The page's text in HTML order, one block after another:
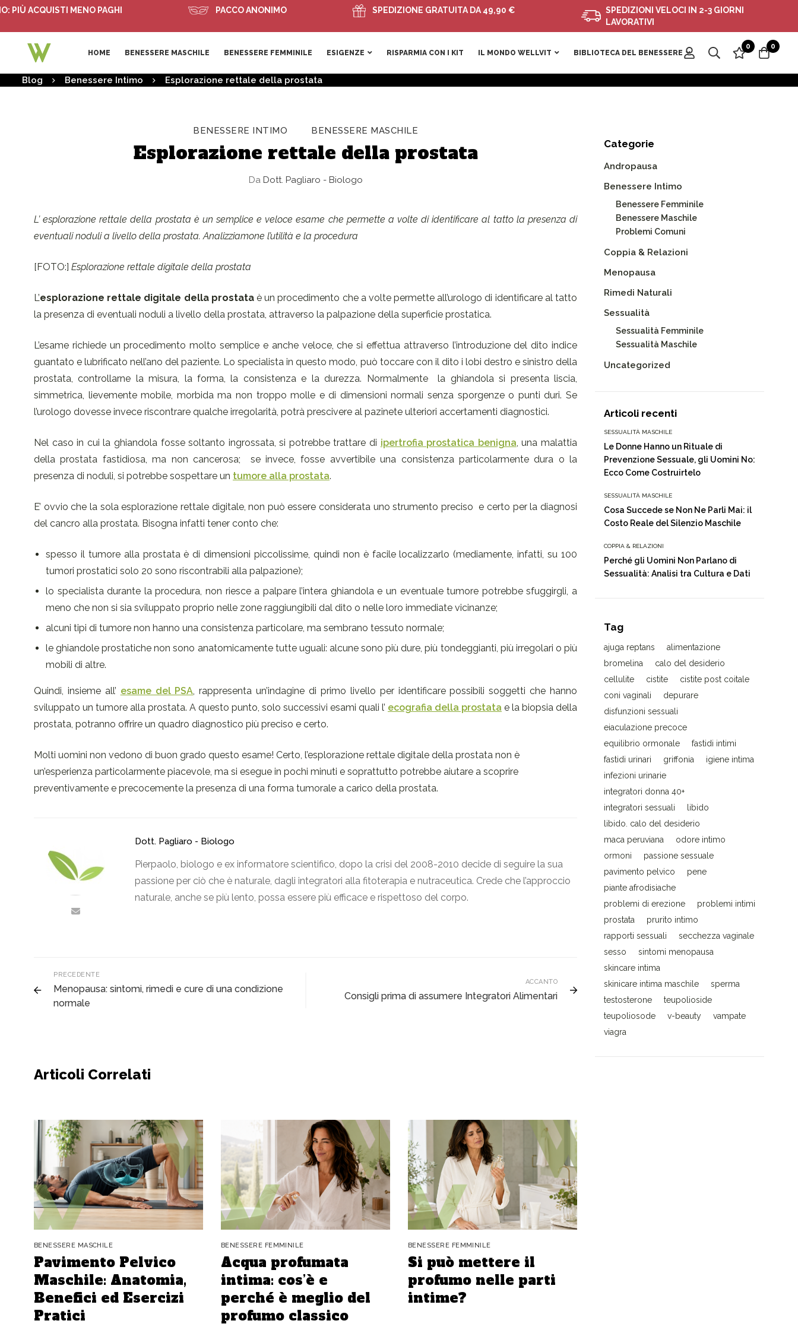
MENO PAGHI PACCO ANONIMO SPEDIZIONE GRATUITA DA 49,90 €
SPEDIZIONI VELOCI IN 2-3 GIORNI
LAVORATIVI
HOME BENESSERE MASCHILE BENESSERE FEMMINILE ESIGENZE RISPARMIA CON I KIT IL MONDO WELLVIT BIBLIOTECA DEL BENESSERE
0 0
Blog Benessere Intimo Esplorazione rettale della prostata
BENESSERE INTIMO BENESSERE MASCHILE
Esplorazione rettale della prostata
DaDott. Pagliaro - Biologo
L’ esplorazione rettale della prostata è un semplice e veloce esame che permette a volte di identificare al tatto la presenza di
eventuali noduli a livello della prostata. Analizziamone l’utilità e la procedura
[FOTO:] Esplorazione rettale digitale della prostata
L’esplorazione rettale digitale della prostata è un procedimento che a volte permette all’urologo di identificare al tatto
la presenza di eventuali noduli a livello della prostata, attraverso la palpazione della superficie prostatica.
L’esame richiede un procedimento molto semplice e anche veloce, che si effettua attraverso l’introduzione del dito indice
guantato e lubrificato nell’ano del paziente. Lo specialista in questo modo, può toccare con il dito i lobi destro e sinistro della
prostata, controllarne la misura, la forma, la consistenza e la durezza. Normalmente la ghiandola si presenta liscia,
simmetrica, lievemente mobile, morbida ma non troppo molle e di dimensioni normali senza sporgenze o punti duri. Se
l’urologo dovesse invece riscontrare qualche irregolarità, potrà prescivere al pazinete ulteriori accertamenti diagnostici.
Nel caso in cui la ghiandola fosse soltanto ingrossata, si potrebbe trattare di ipertrofia prostatica benigna, una malattia
della prostata fastidiosa, ma non cancerosa; se invece, fosse avvertibile una consistenza particolarmente dura o la
presenza di noduli, si potrebbe sospettare un tumore alla prostata.
E’ ovvio che la sola esplorazione rettale digitale, non può essere considerata uno strumento preciso e certo per la diagnosi
del cancro alla prostata. Bisogna infatti tener conto che:
spesso il tumore alla prostata è di dimensioni piccolissime, quindi non è facile localizzarlo (mediamente, infatti, su 100
tumori prostatici solo 20 sono riscontrabili alla palpazione);
lo specialista durante la procedura, non riesce a palpare l’intera ghiandola e un eventuale tumore potrebbe sfuggirgli, a
meno che non si sia sviluppato proprio nelle zone raggiungibili dal dito o nelle loro immediate vicinanze;
alcuni tipi di tumore non hanno una consistenza particolare, ma sembrano tessuto normale;
le ghiandole prostatiche non sono anatomicamente tutte uguali: alcune sono più dure, più tondeggianti, più irregolari o più
mobili di altre.
Quindi, insieme all’ esame del PSA, rappresenta un’indagine di primo livello per identificare possibili soggetti che hanno
sviluppato un tumore alla prostata. A questo punto, solo successivi esami quali l’ ecografia della prostata e la biopsia della
prostata, potranno offrire un quadro diagnostico più preciso e certo.
Molti uomini non vedono di buon grado questo esame! Certo, l’esplorazione rettale digitale della prostata non è
un’esperienza particolarmente piacevole, ma si esegue in pochi minuti e soprattutto potrebbe aiutare a scoprire
preventivamente e precocemente la presenza di una forma tumorale a carico della prostata.
Dott. Pagliaro - Biologo
Pierpaolo, biologo e ex informatore scientifico, dopo la crisi del 2008-2010 decide di seguire la sua
passione per ciò che è naturale, dagli integratori alla fitoterapia e nutraceutica. Crede che l’approccio
naturale, anche se più lento, possa essere più efficace e rispettoso del corpo.
PRECEDENTE
Menopausa: sintomi, rimedi e cure di una condizione
normale
ACCANTO
Consigli prima di assumere Integratori Alimentari
Articoli Correlati
BENESSERE MASCHILE
Pavimento Pelvico
Maschile: Anatomia,
Benefici ed Esercizi
Pratici
BENESSERE FEMMINILE
Acqua profumata
intima: cos’è e
perché è meglio del
profumo classico
BENESSERE FEMMINILE
Si può mettere il
profumo nelle parti
intime?
Categorie
Andropausa
Benessere Intimo
Benessere Femminile
Benessere Maschile
Problemi Comuni
Coppia & Relazioni
Menopausa
Rimedi Naturali
Sessualità
Sessualità Femminile
Sessualità Maschile
Uncategorized
Articoli recenti
SESSUALITÀ MASCHILE
Le Donne Hanno un Rituale di
Prevenzione Sessuale, gli Uomini No:
Ecco Come Costruirtelo
SESSUALITÀ MASCHILE
Cosa Succede se Non Ne Parli Mai: il
Costo Reale del Silenzio Maschile
COPPIA & RELAZIONI
Perché gli Uomini Non Parlano di
Sessualità: Analisi tra Cultura e Dati
Tag
ajuga reptans
alimentazione
bromelina
calo del desiderio
cellulite
cistite
cistite post coitale
coni vaginali
depurare
disfunzioni sessuali
eiaculazione precoce
equilibrio ormonale
fastidi intimi
fastidi urinari
griffonia
igiene intima
infezioni urinarie
integratori donna 40+
integratori sessuali
libido
libido. calo del desiderio
maca peruviana
odore intimo
ormoni
passione sessuale
pavimento pelvico
pene
piante afrodisiache
problemi di erezione
problemi intimi
prostata
prurito intimo
rapporti sessuali
secchezza vaginale
sesso
sintomi menopausa
skincare intima
skinicare intima maschile
sperma
testosterone
teupolioside
teupoliosode
v-beauty
vampate
viagra